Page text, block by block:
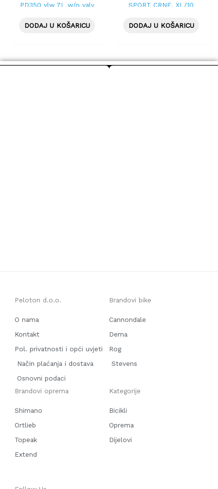
PD350 ylw 7L w/o valv
DODAJ U KOŠARICU
SPORT CRNE, XL/10
DODAJ U KOŠARICU
Peloton d.o.o.
O nama
Kontakt
Pol. privatnosti i opći uvjeti
Način plaćanja i dostava
Osnovni podaci
Brandovi bike
Cannondale
Dema
Rog
Stevens
Brandovi oprema
Shimano
Ortlieb
Topeak
Extend
Kategorije
Bicikli
Oprema
Dijelovi